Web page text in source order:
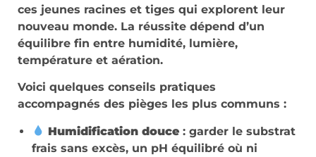
ces jeunes racines et tiges qui explorent leur
nouveau monde. La réussite dépend d’un
équilibre fin entre humidité, lumière,
température et aération.
Voici quelques conseils pratiques
accompagnés des pièges les plus communs :
Humidification douce : garder le substrat
frais sans excès, un pH équilibré où ni